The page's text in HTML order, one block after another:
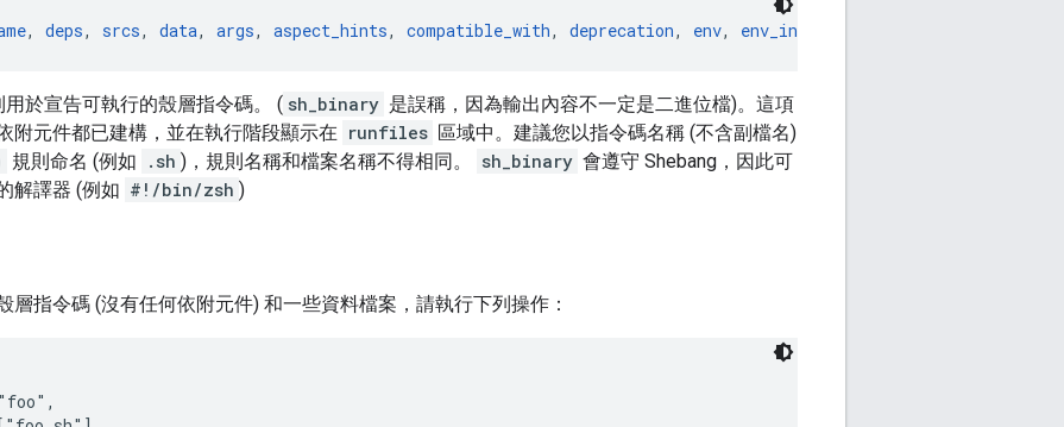
, deps, srcs, data, args, aspect_hints, compatible_with, deprecation, env, env_inherit
用於宣告可執行的殼層指令碼。 ( sh_binary 是誤稱，因為輸出內容不一定是二進位檔)。這項
附元件都已建構，並在執行階段顯示在 runfiles 區域中。建議您以指令碼名稱 (不含副檔名)
規則命名 (例如 .sh )，規則名稱和檔案名稱不得相同。 sh_binary 會遵守 Shebang，因此可
解譯器 (例如 #!/bin/zsh )
層指令碼 (沒有任何依附元件) 和一些資料檔案，請執行下列操作：